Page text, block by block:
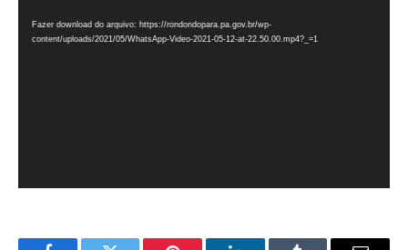
vídeo
Fazer download do arquivo: https://rondondopara.pa.gov.br/wp-
content/uploads/2021/05/WhatsApp-Video-2021-05-12-at-22.50.00.mp4?_=1